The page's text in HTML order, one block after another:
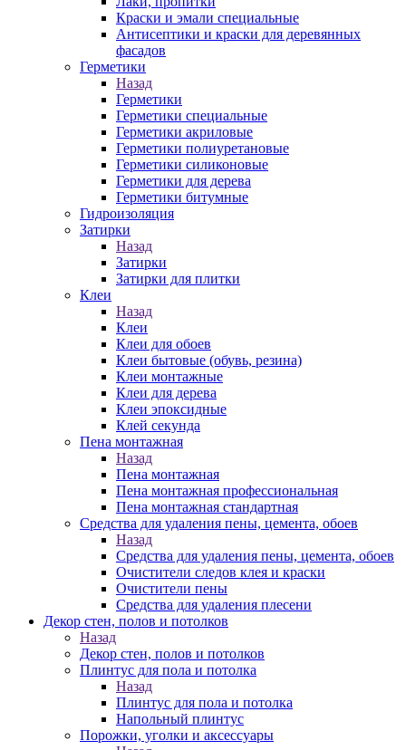
Краски и эмали специальные
Антисептики и краски для деревянных
фасадов
Герметики
Назад
Герметики
Герметики специальные
Герметики акриловые
Герметики полиуретановые
Герметики силиконовые
Герметики для дерева
Герметики битумные
Гидроизоляция
Затирки
Назад
Затирки
Затирки для плитки
Клеи
Назад
Клеи
Клеи для обоев
Клеи бытовые (обувь, резина)
Клеи монтажные
Клеи для дерева
Клеи эпоксидные
Клей секунда
Пена монтажная
Назад
Пена монтажная
Пена монтажная профессиональная
Пена монтажная стандартная
Средства для удаления пены, цемента, обоев
Назад
Средства для удаления пены, цемента, обоев
Очистители следов клея и краски
Очистители пены
Средства для удаления плесени
Декор стен, полов и потолков
Назад
Декор стен, полов и потолков
Плинтус для пола и потолка
Назад
Плинтус для пола и потолка
Напольный плинтус
Порожки, уголки и аксессуары